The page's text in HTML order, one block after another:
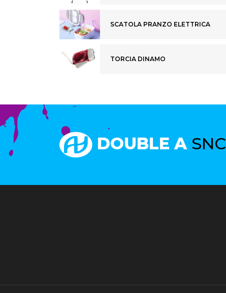
SCATOLA PRANZO ELETTRICA
TORCIA DINAMO
DOUBLE A SNC